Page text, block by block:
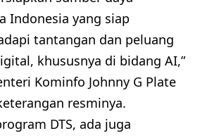
Indonesia yang siap
tantangan dan peluang
khususnya di bidang AI,”
Kominfo Johnny G Plate
resminya.
DTS, ada juga